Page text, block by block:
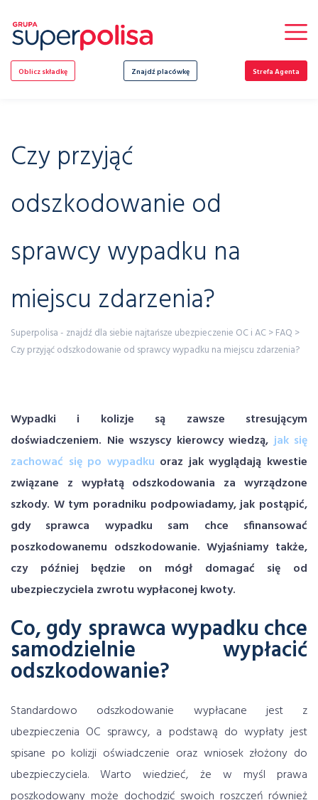
Oblicz składkę Znajdź placówkę Strefa Agenta
Czy przyjąć
odszkodowanie od
sprawcy wypadku na
miejscu zdarzenia?
Superpolisa - znajdź dla siebie najtańsze ubezpieczenie OC i AC >FAQ >
Czy przyjąć odszkodowanie od sprawcy wypadku na miejscu zdarzenia?
Wypadki i kolizje są zawsze stresującym
doświadczeniem. Nie wszyscy kierowcy wiedzą, jak się
zachować się po wypadku oraz jak wyglądają kwestie
związane z wypłatą odszkodowania za wyrządzone
szkody. W tym poradniku podpowiadamy, jak postąpić,
gdy sprawca wypadku sam chce sfinansować
poszkodowanemu odszkodowanie. Wyjaśniamy także,
czy później będzie on mógł domagać się od
ubezpieczyciela zwrotu wypłaconej kwoty.
Co, gdy sprawca wypadku chce
samodzielnie wypłacić
odszkodowanie?
Standardowo odszkodowanie wypłacane jest z
ubezpieczenia OC sprawcy, a podstawą do wypłaty jest
spisane po kolizji oświadczenie oraz wniosek złożony do
ubezpieczyciela. Warto wiedzieć, że w myśl prawa
poszkodowany może dochodzić swoich roszczeń również